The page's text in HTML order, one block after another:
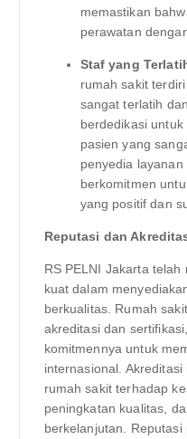
memastikan
perawatan
Staf yang
rumah sakit
sangat terlatih
berdedikasi
pasien yang
penyedia
berkomitmen
yang positif dan
Reputasi dan
RS PELNI Jakarta
kuat dalam
berkualitas. Rumah
akreditasi dan
komitmennya untuk
internasional.
rumah sakit terhadap
peningkatan kualitas,
berkelanjutan.